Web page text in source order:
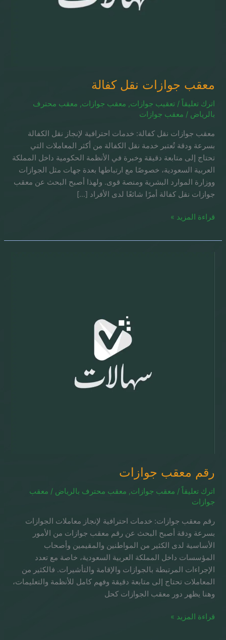
معقب جوازات نقل كفالة
اترك تعليقاً /تعقيب جوازات, معقب جوازات, معقب محترف
بالرياض / معقب جوازات
معقب جوازات نقل كفالة: خدمات احترافية لإنجاز نقل الكفالة
بسرعة ودقة تُعتبر خدمة نقل الكفالة من أكثر المعاملات التي
تحتاج إلى متابعة دقيقة وخبرة في الأنظمة الحكومية داخل المملكة
العربية السعودية، خصوصًا مع ارتباطها بعدة جهات مثل الجوازات
ووزارة الموارد البشرية ومنصة قوى. ولهذا أصبح البحث عن معقب
جوازات نقل كفالة أمرًا شائعًا لدى الأفراد […]
قراءة المزيد »
رقم معقب جوازات
اترك تعليقاً / معقب جوازات, معقب محترف بالرياض / معقب
جوازات
رقم معقب جوازات: خدمات احترافية لإنجاز معاملات الجوازات
بسرعة ودقة أصبح البحث عن رقم معقب جوازات من الأمور
الأساسية لدى الكثير من المواطنين والمقيمين وأصحاب
المؤسسات داخل المملكة العربية السعودية، خاصة مع تعدد
الإجراءات المرتبطة بالجوازات والإقامة والتأشيرات. فالكثير من
المعاملات تحتاج إلى متابعة دقيقة وفهم كامل للأنظمة والتعليمات،
وهنا يظهر دور معقب الجوازات كحل
قراءة المزيد »